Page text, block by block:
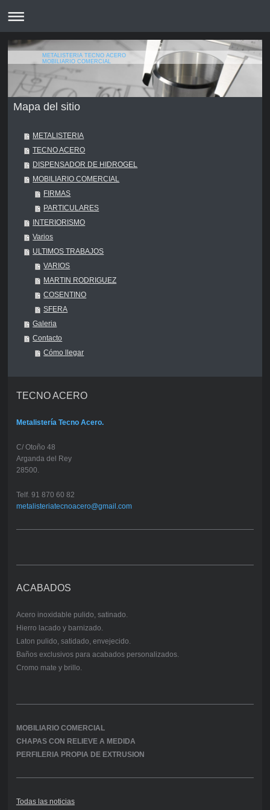
METALISTERIA TECNO ACERO
MOBILIARIO COMERCIAL
Mapa del sitio
METALISTERIA
TECNO ACERO
DISPENSADOR DE HIDROGEL
MOBILIARIO COMERCIAL
FIRMAS
PARTICULARES
INTERIORISMO
Varios
ULTIMOS TRABAJOS
VARIOS
MARTIN RODRIGUEZ
COSENTINO
SFERA
Galeria
Contacto
Cómo llegar
TECNO ACERO
Metalistería Tecno Acero.
C/ Otoño 48
Arganda del Rey
28500.
Telf. 91 870 60 82
metalisteriatecnoacero@gmail.com
ACABADOS
Acero inoxidable pulido, satinado.
Hierro lacado y barnizado.
Laton pulido, satidado, envejecido.
Baños exclusivos para acabados personalizados.
Cromo mate y brillo.
MOBILIARIO COMERCIAL
CHAPAS CON RELIEVE A MEDIDA
PERFILERIA PROPIA DE EXTRUSION
Todas las noticias